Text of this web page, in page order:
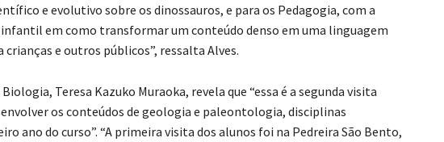
e evolutivo sobre os dinossauros, e para os Pedagogia, com a
infantil em como transformar um conteúdo denso em uma linguagem
crianças e outros públicos”, ressalta Alves.
Teresa Kazuko Muraoka, revela que “essa é a segunda visita
os conteúdos de geologia e paleontologia, disciplinas
ano do curso”. “A primeira visita dos alunos foi na Pedreira São Bento,